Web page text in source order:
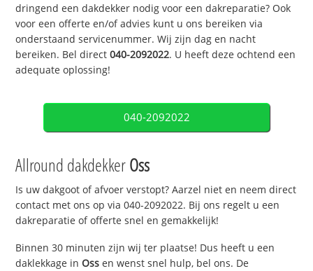
dringend een dakdekker nodig voor een dakreparatie? Ook
voor een offerte en/of advies kunt u ons bereiken via
onderstaand servicenummer. Wij zijn dag en nacht
bereiken. Bel direct040-2092022. U heeft deze ochtend een
adequate oplossing!
040-2092022
Allround dakdekkerOss
Is uw dakgoot of afvoer verstopt? Aarzel niet en neem direct
contact met ons op via 040-2092022. Bij ons regelt u een
dakreparatie of offerte snel en gemakkelijk!
Binnen 30 minuten zijn wij ter plaatse! Dus heeft u een
daklekkage inOss en wenst snel hulp, bel ons. De